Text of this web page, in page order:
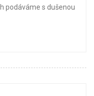
podáváme s dušenou